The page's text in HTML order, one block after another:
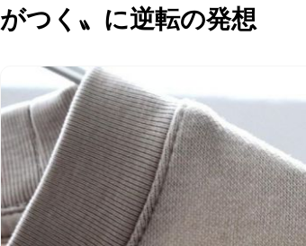
がつく〟に逆転の発想